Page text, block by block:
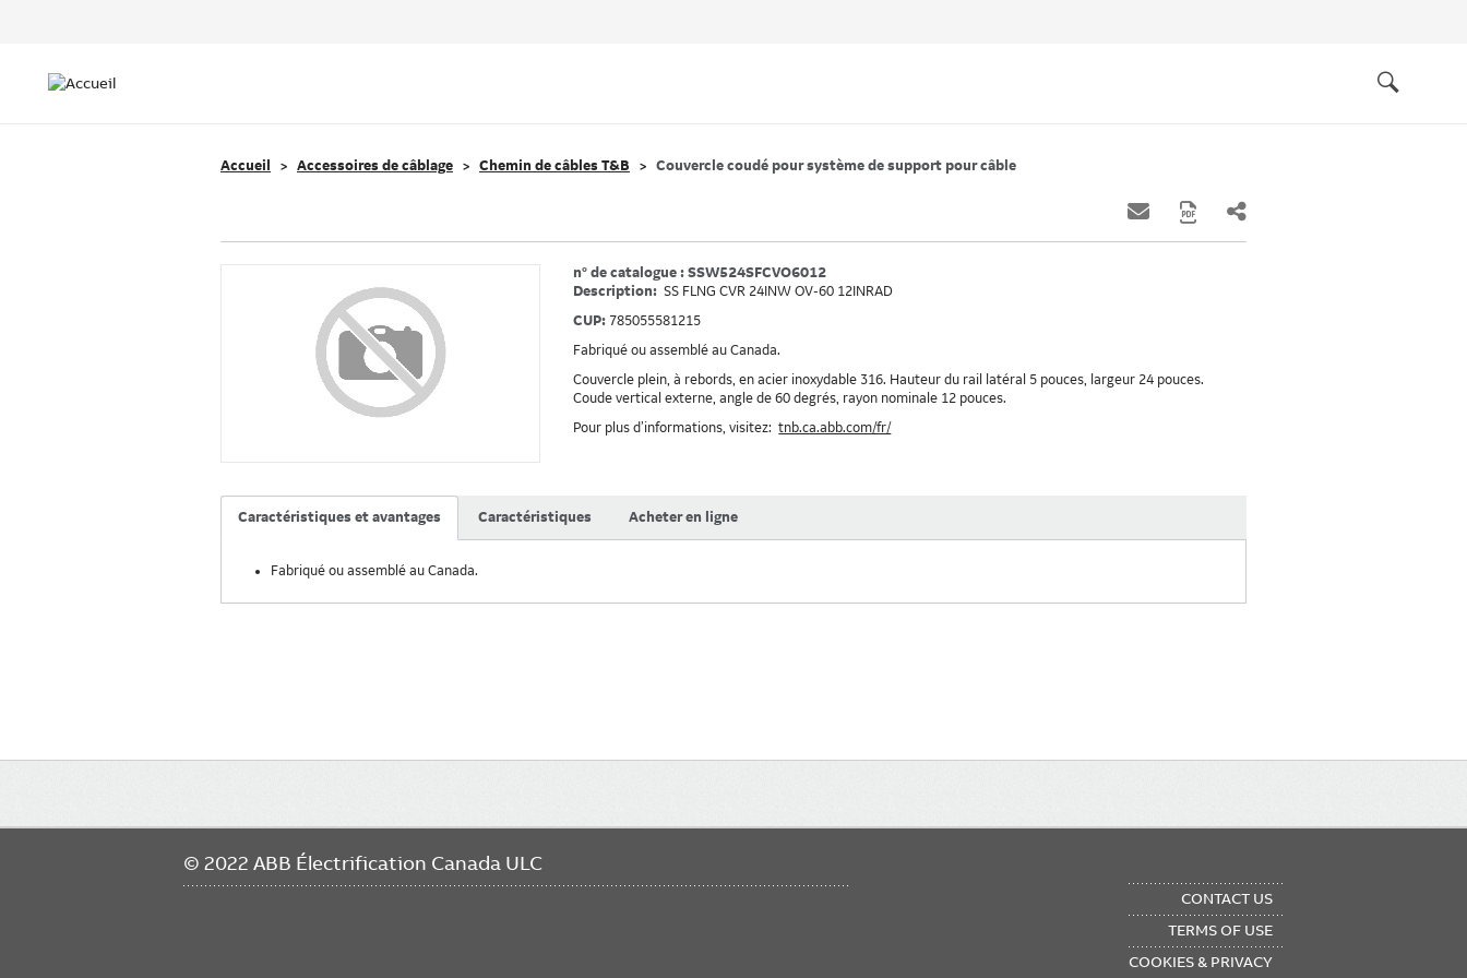
navigation
Accueil Accessoires de câblage Chemin de câbles T&B Couvercle coudé pour système de support pour câble
n° de catalogue : SSW524SFCVO6012
Description: SS FLNG CVR 24INW OV-60 12INRAD
CUP: 785055581215
Fabriqué ou assemblé au Canada.
Couvercle plein, à rebords, en acier inoxydable 316. Hauteur du rail latéral 5 pouces, largeur 24 pouces.
Coude vertical externe, angle de 60 degrés, rayon nominale 12 pouces.
Pour plus d’informations, visitez:tnb.ca.abb.com/fr/
Caractéristiques et avantages Caractéristiques Acheter en ligne
Fabriqué ou assemblé au Canada.
navigation
© 2022 ABB Électrification Canada ULC
CONTACT US
TERMS OF USE
COOKIES & PRIVACY